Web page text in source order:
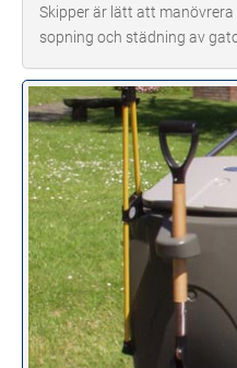
Skipper är lätt att
sopning och städning av